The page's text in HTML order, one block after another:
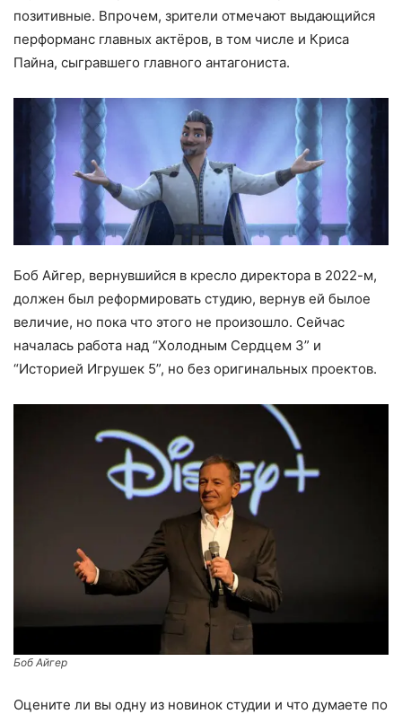
позитивные. Впрочем, зрители отмечают выдающийся
перформанс главных актёров, в том числе и Криса
Пайна, сыгравшего главного антагониста.
Боб Айгер, вернувшийся в кресло директора в 2022-м,
должен был реформировать студию, вернув ей былое
величие, но пока что этого не произошло. Сейчас
началась работа над “Холодным Сердцем 3” и
“Историей Игрушек 5”, но без оригинальных проектов.
Боб Айгер
Оцените ли вы одну из новинок студии и что думаете по